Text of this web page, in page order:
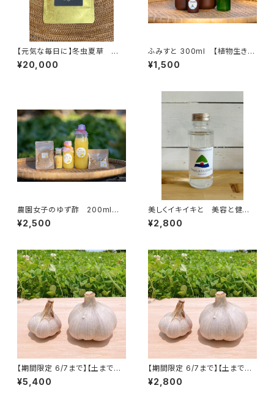
【元気な毎日に】冬虫夏草 粉
末 30g スプーン付き【マカ
成分含有】
¥20,000
ふみすと 300ml 【植物生き生
き♪ そのまま使えて便利・天
然由来の活性剤 fumist】
¥1,500
農園女子のゆず酢 200ml ３
本入り 令和6年度 19年農薬
化学肥料不使用のゆず 皮まで
¥2,500
美しくイキイキと 美容と健康
のために バランス整う フル
ボ酸とミネラル原液100ml T
¥2,800
【期間限定 6/7まで】【土まで安
心・皮ごと安心のにんにく】栽培
期間中農薬・化学肥料不使用
¥5,400
【期間限定 6/7まで】【土まで安
心・皮ごと安心のにんにく】栽培
期間中農薬・化学肥料不使用
¥2,800